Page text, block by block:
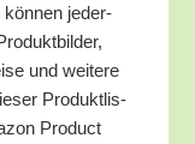
kön­nen jeder­
und wei­te­re
Pro­dukt­lis­
Pro­duct